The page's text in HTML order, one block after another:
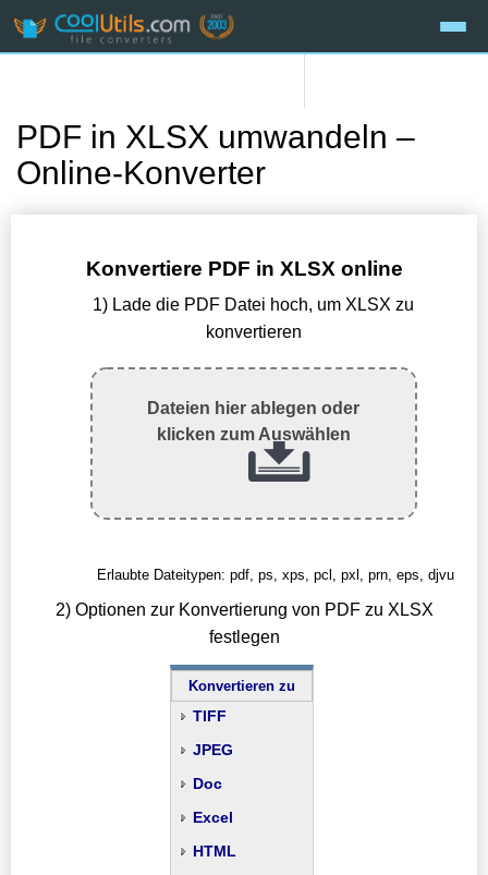
PDF in XLSX umwandeln –
Online-Konverter
Konvertiere PDF in XLSX online
1) Lade die PDF Datei hoch, um XLSX zu
konvertieren
Dateien hier ablegen oder
klicken zum Auswählen
Erlaubte Dateitypen: pdf, ps, xps, pcl, pxl, prn, eps, djvu
2) Optionen zur Konvertierung von PDF zu XLSX
festlegen
Konvertieren zu
TIFF
JPEG
Doc
Excel
HTML